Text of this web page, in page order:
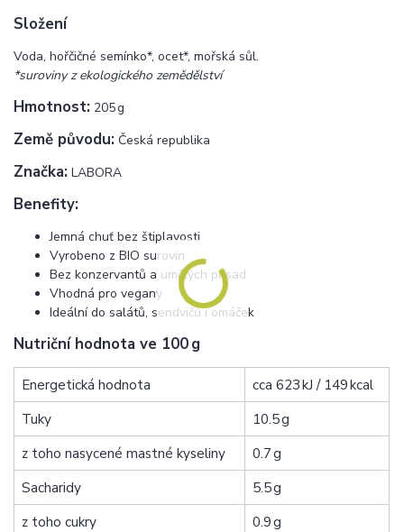
Složení
Voda, hořčičné semínko*, ocet*, mořská sůl.
*suroviny z ekologického zemědělství
Hmotnost: 205 g
Země původu: Česká republika
Značka: LABORA
Benefity:
Jemná chuť bez štiplavosti
Vyrobeno z BIO surovin
Bez konzervantů a umělých přísad
Vhodná pro vegany
Ideální do salátů, sendvičů i omáček
Nutriční hodnota ve 100 g
Energetická hodnota
cca 623 kJ / 149 kcal
Tuky
10.5 g
z toho nasycené mastné kyseliny
0.7 g
Sacharidy
5.5 g
z toho cukry
0.9 g